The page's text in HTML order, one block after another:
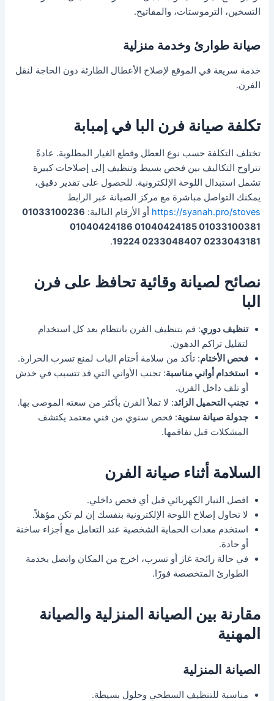
التسخين، الترموستات، والمفاتيح.
صيانة طوارئ وخدمة منزلية
خدمة سريعة في الموقع لإصلاح الأعطال الطارئة دون الحاجة لنقل
الفرن.
تكلفة صيانة فرن البا في إمبابة
تختلف التكلفة حسب نوع العطل وقطع الغيار المطلوبة. عادةً
تتراوح التكاليف بين فحص بسيط وتنظيف إلى إصلاحات كبيرة
تشمل استبدال اللوحة الإلكترونية. للحصول على تقدير دقيق،
يمكنك التواصل مباشرة مع مركز الصيانة عبر الرابط
https://syanah.pro/stoves أو الأرقام التالية: 01033100236
01033100381 01040424185 01040424186
0233043181 0233048407 19224
.
نصائح لصيانة وقائية تحافظ على فرن
البا
تنظيف دوري: قم بتنظيف الفرن بانتظام بعد كل استخدام
لتقليل تراكم الدهون.
فحص الأختام: تأكد من سلامة أختام الباب لمنع تسرب الحرارة.
استخدام أواني مناسبة: تجنب الأواني التي قد تتسبب في خدش
أو تلف داخل الفرن.
تجنب التحميل الزائد: لا تملأ الفرن بأكثر من سعته الموصى بها.
جدولة صيانة سنوية: فحص سنوي من فني معتمد يكتشف
المشكلات قبل تفاقمها.
السلامة أثناء صيانة الفرن
افصل التيار الكهربائي قبل أي فحص داخلي.
لا تحاول إصلاح اللوحة الإلكترونية بنفسك إن لم تكن مؤهلاً.
استخدم معدات الحماية الشخصية عند التعامل مع أجزاء ساخنة
أو حادة.
في حالة رائحة غاز أو تسرب، اخرج من المكان واتصل بخدمة
الطوارئ المتخصصة فورًا.
مقارنة بين الصيانة المنزلية والصيانة
المهنية
الصيانة المنزلية
مناسبة للتنظيف السطحي وحلول بسيطة.